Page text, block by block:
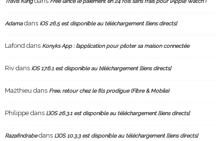
Adamadans iOS 26.5 est disponible au téléchargement [liens directs]
Lafond dans Konyks App : l’application pour piloter sa maison connectée
Riv dans iOS 17.6.1 est disponible au téléchargement [liens directs]
Ma2thieu dans Free, retour chez le fils prodigue (Fibre & Mobile)
Philippe dans L’iOS 26.3.1 est disponible au téléchargement [liens directs]
Razafindrabedans L’iOS 10.3.3 est disponible au téléchargement [liens directs]